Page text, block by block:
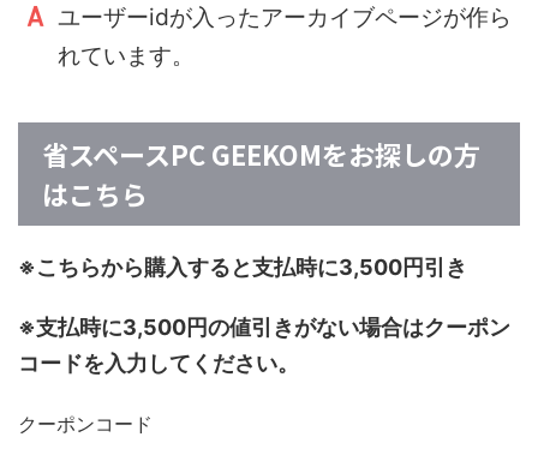
ユーザーidが入ったアーカイブページが作ら
れています。
省スペースPC GEEKOMをお探しの方
はこちら
※こちらから購入すると支払時に3,500円引き
※支払時に3,500円の値引きがない場合はクーポン
コードを入力してください。
クーポンコード